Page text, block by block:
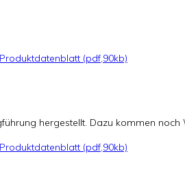
Produktdatenblatt (pdf,90kb)
hergestellt. Dazu kommen
Produktdatenblatt (pdf,90kb)